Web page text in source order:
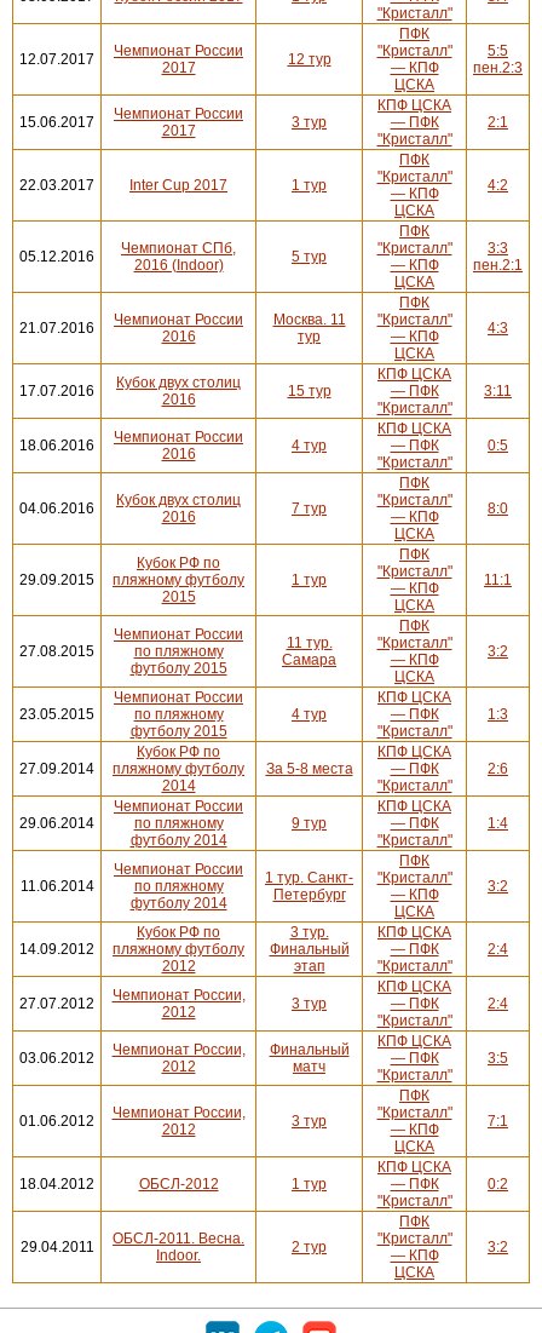
"Кристалл"
12.07.2017
Чемпионат России
2017
12 тур
ПФК
"Кристалл"
— КПФ
ЦСКА
5:5
пен.2:3
15.06.2017
Чемпионат России
2017
3 тур
КПФ ЦСКА
— ПФК
"Кристалл"
2:1
22.03.2017 Inter Cup 2017 1 тур
ПФК
"Кристалл"
— КПФ
ЦСКА
4:2
05.12.2016
Чемпионат СПб,
2016 (Indoor)
5 тур
ПФК
"Кристалл"
— КПФ
ЦСКА
3:3
пен.2:1
21.07.2016
Чемпионат России
2016
Москва. 11
тур
ПФК
"Кристалл"
— КПФ
ЦСКА
4:3
17.07.2016
Кубок двух столиц
2016
15 тур
КПФ ЦСКА
— ПФК
"Кристалл"
3:11
18.06.2016
Чемпионат России
2016
4 тур
КПФ ЦСКА
— ПФК
"Кристалл"
0:5
04.06.2016
Кубок двух столиц
2016
7 тур
ПФК
"Кристалл"
— КПФ
ЦСКА
8:0
29.09.2015
Кубок РФ по
пляжному футболу
2015
1 тур
ПФК
"Кристалл"
— КПФ
ЦСКА
11:1
27.08.2015
Чемпионат России
по пляжному
футболу 2015
11 тур.
Самара
ПФК
"Кристалл"
— КПФ
ЦСКА
3:2
23.05.2015
Чемпионат России
по пляжному
футболу 2015
4 тур
КПФ ЦСКА
— ПФК
"Кристалл"
1:3
27.09.2014
Кубок РФ по
пляжному футболу
2014
За 5-8 места
КПФ ЦСКА
— ПФК
"Кристалл"
2:6
29.06.2014
Чемпионат России
по пляжному
футболу 2014
9 тур
КПФ ЦСКА
— ПФК
"Кристалл"
1:4
11.06.2014
Чемпионат России
по пляжному
футболу 2014
1 тур. Санкт-
Петербург
ПФК
"Кристалл"
— КПФ
ЦСКА
3:2
14.09.2012
Кубок РФ по
пляжному футболу
2012
3 тур.
Финальный
этап
КПФ ЦСКА
— ПФК
"Кристалл"
2:4
27.07.2012
Чемпионат России,
2012
3 тур
КПФ ЦСКА
— ПФК
"Кристалл"
2:4
03.06.2012
Чемпионат России,
2012
Финальный
матч
КПФ ЦСКА
— ПФК
"Кристалл"
3:5
01.06.2012
Чемпионат России,
2012
3 тур
ПФК
"Кристалл"
— КПФ
ЦСКА
7:1
18.04.2012 ОБСЛ-2012 1 тур
КПФ ЦСКА
— ПФК
"Кристалл"
0:2
29.04.2011
ОБСЛ-2011. Весна.
Indoor.
2 тур
ПФК
"Кристалл"
— КПФ
ЦСКА
3:2